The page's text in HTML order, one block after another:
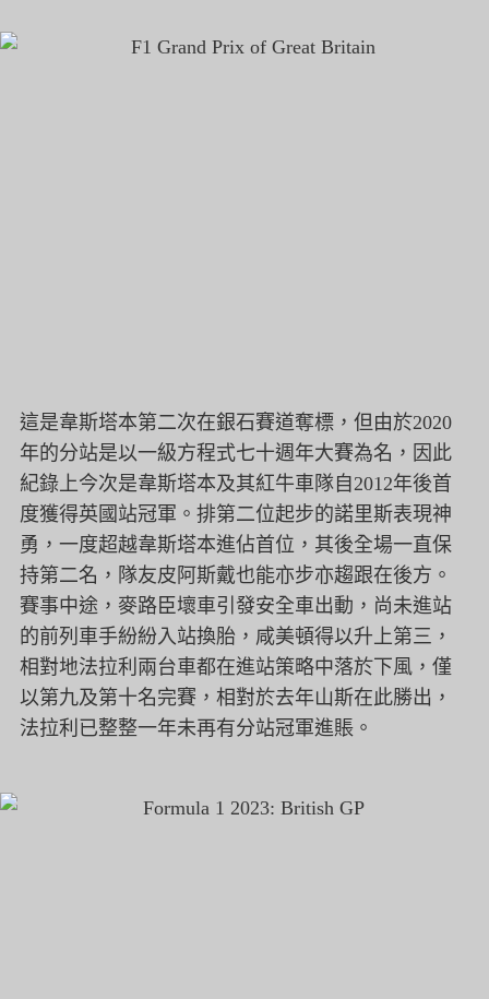
這是韋斯塔本第二次在銀石賽道奪標， 但由於2020
年的分站是以一級方程式七十週年大賽為名， 因此
紀錄上今次是韋斯塔本及其紅牛車隊自2012年後首
度獲得英 國站冠軍。排第二位起步的諾里斯表現神
勇， 一度超越韋斯塔本進佔首位，其後全場一直保
持第二名， 隊友皮阿斯戴也能亦步亦趨跟在後方。
賽事中途，麥路臣壞車引發安全車出動， 尚未進站
的前列車手紛紛入站換胎，咸美頓得以升上第三，
相對地法拉利兩台車都在進站策略中落於下風， 僅
以第九及第十名完賽，相對於去年山斯在此勝出，
法拉利已整整一年未再有分站冠軍進賬。